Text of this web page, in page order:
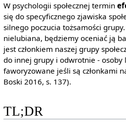
W psychologii społecznej termin
się do specyficznego zjawiska
silnego poczucia tożsamości
nielubiana, będziemy oceniać ją
jest członkiem naszej grupy
do innej grupy i odwrotnie - osoby
faworyzowane jeśli są członkami
Boski 2016, s. 137).
TL;DR